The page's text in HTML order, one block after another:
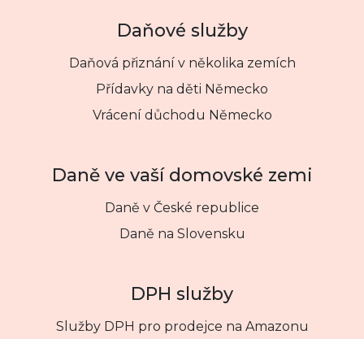
Daňové služby
Daňová přiznání v několika zemích
Přídavky na děti Německo
Vrácení důchodu Německo
Daně ve vaší domovské zemi
Daně v České republice
Daně na Slovensku
DPH služby
Služby DPH pro prodejce na Amazonu